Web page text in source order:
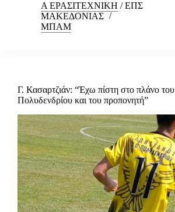
Α ΕΡΑΣΙΤΕΧΝΙΚΗ /ΕΠΣ
ΜΑΚΕΔΟΝΙΑΣ
ΜΠΑΜ
Γ. Κασαρτζιάν: “Έχω πίστη στο πλάνο του
Πολυδενδρίου και του προπονητή”